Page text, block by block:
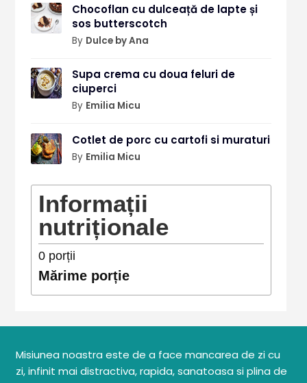
Chocoflan cu dulceață de lapte și
sos butterscotch
By Dulce by Ana
Supa crema cu doua feluri de
ciuperci
By Emilia Micu
Cotlet de porc cu cartofi si muraturi
By Emilia Micu
Informații
nutriționale
0porții
Mărime porție
Misiunea noastra este de a face mancarea de zi cu
zi, infinit mai distractiva, rapida, sanatoasa si plina de